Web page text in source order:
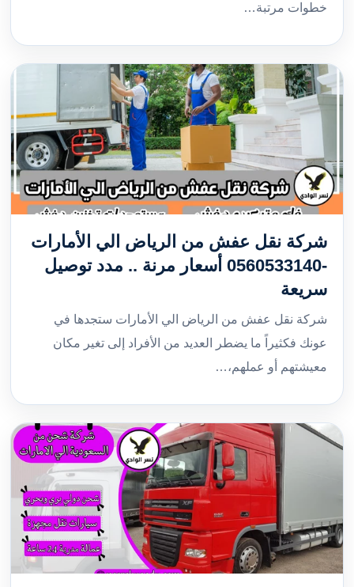
خطوات مرتبة…
شركة نقل عفش من الرياض الي الأمارات
-0560533140 أسعار مرنة .. مدد توصيل
سريعة
شركة نقل عفش من الرياض الي الأمارات ستجدها في
عونك فكثيراً ما يضطر العديد من الأفراد إلى تغير مكان
معيشتهم أو عملهم،…